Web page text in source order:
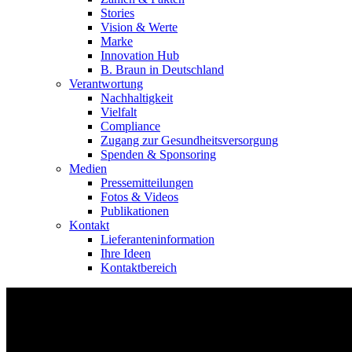
Stories
Vision & Werte
Marke
Innovation Hub
B. Braun in Deutschland
Verantwortung
Nachhaltigkeit
Vielfalt
Compliance
Zugang zur Gesundheitsversorgung
Spenden & Sponsoring
Medien
Pressemitteilungen
Fotos & Videos
Publikationen
Kontakt
Lieferanteninformation
Ihre Ideen
Kontaktbereich